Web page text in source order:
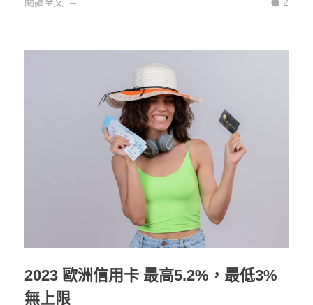
2023 歐洲信用卡 最高5.2%，最低3%
無上限